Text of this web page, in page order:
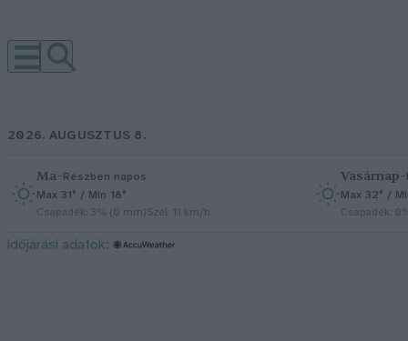
2026. AUGUSZTUS 8.
Ma–Részben napos
Max 31° / Min 18°
Csapadék: 3% (0 mm)Szél: 11 km/h
Vasárnap–
Max 32° /
Csapadék:
időjárási adatok: